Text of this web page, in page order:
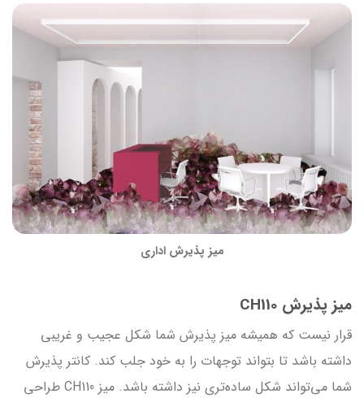
میز پذیرش اداری
میز پذیرش CH110
قرار نیست که همیشه میز پذیرش شما شکل عجیب و غریبی
داشته باشد تا بتواند توجهات را به خود جلب کند. کانتر پذیرش
شما می‌تواند شکل ساده‌تری نیز داشته باشد. میز CH110 طراحی